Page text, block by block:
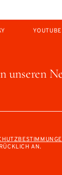
unseren
AN.
YOUTUBE